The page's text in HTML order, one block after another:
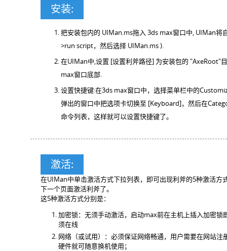
安装:
把安装包内的 UIMan.ms拖入 3ds max窗口中, UIMan将
>run script，然后选择 UIMan.ms ).
在UIMan中,设置 [设置利斧路径] 为安装包的 "AxeRoot"
max窗口底部.
设置快捷键:在3ds max窗口中，选择菜单栏中的
弹出的窗口中把选项卡切换至 [Keyboard]，然后在
命令列表，这样就可以设置快捷键了。
激活:
在UIMan中单击激活方式下拉列表，即可出现利斧的5种激活方
下一个页面激活利斧了。
这5种激活方式分别是：
加密锁：无须手动激活，启动max前在主机上插入加密锁
须在线
网络（或试用）：必须保证网络畅通，用户需要在网站
硬件就可随意换机使用；